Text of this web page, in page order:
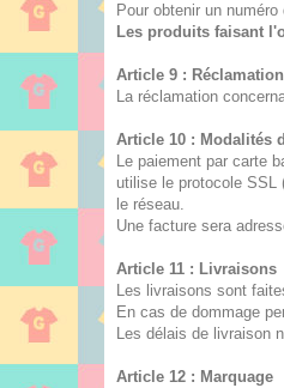
Pour obtenir un
Les produits faisant
Article 9 :
La réclamation
Article 10 : Modalités
Le paiement par carte
utilise le protocole SSL
le réseau.
Une facture sera
Article 11 : Livraisons
Les livraisons sont
En cas de dommage
Les délais de livraison
Article 12 : Marquage